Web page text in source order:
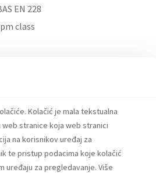
Kolačić je mala tekstualna
stranice koja web stranici
na korisnikov uređaj za
te pristup podacima koje kolačić
uređaju za pregledavanje. Više
EN 228
class